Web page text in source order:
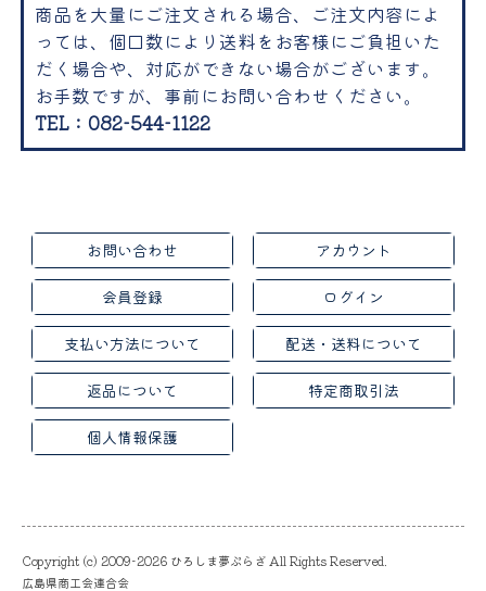
商品を大量にご注文される場合、ご注文内容によ
っては、個口数により送料をお客様にご負担いた
だく場合や、対応ができない場合がございます。
お手数ですが、事前にお問い合わせください。
TEL：082-544-1122
お問い合わせ アカウント
会員登録 ログイン
支払い方法について 配送・送料について
返品について 特定商取引法
個人情報保護
Copyright (c) 2009-2026 ひろしま夢ぷらざ All Rights Reserved.
広島県商工会連合会